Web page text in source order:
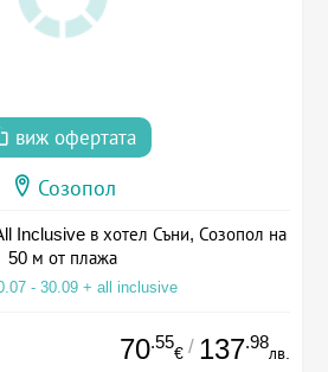
виж офертата
Созопол
Inclusive в хотел Съни, Созопол на
50 м от плажа
- 30.09 + all inclusive
70.55
€ / 137.98
лв.